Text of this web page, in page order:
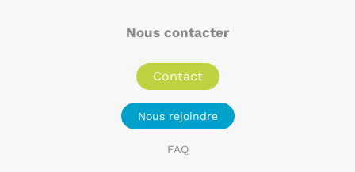
Nous contacter
Contact
Nous rejoindre
FAQ